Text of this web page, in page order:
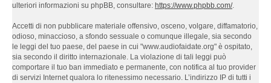
ulteriori informazioni su phpBB, consultare: https://www.phpbb.com/.
Accetti di non pubblicare materiale offensivo, osceno, volgare, diffamatorio,
odioso, minaccioso, a sfondo sessuale o comunque illegale, sia secondo
le leggi del tuo paese, del paese in cui "www.audiofaidate.org" è ospitato,
sia secondo il diritto internazionale. La violazione di tali leggi può
comportare il tuo ban immediato e permanente, con notifica al tuo provider
di servizi Internet qualora lo ritenessimo necessario. L’indirizzo IP di tutti i